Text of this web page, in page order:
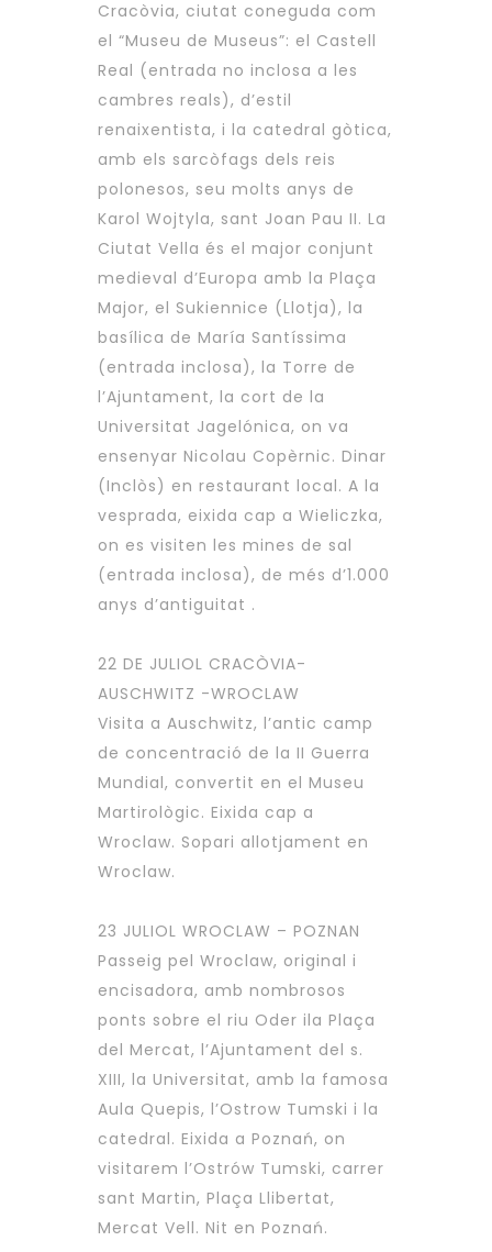
Cracòvia, ciutat coneguda com
el “Museu de Museus”: el Castell
Real (entrada no inclosa a les
cambres reals), d’estil
renaixentista, i la catedral gòtica,
amb els sarcòfags dels reis
polonesos, seu molts anys de
Karol Wojtyla, sant Joan Pau II. La
Ciutat Vella és el major conjunt
medieval d’Europa amb la Plaça
Major, el Sukiennice (Llotja), la
basílica de María Santíssima
(entrada inclosa), la Torre de
l’Ajuntament, la cort de la
Universitat Jagelónica, on va
ensenyar Nicolau Copèrnic. Dinar
(Inclòs) en restaurant local. A la
vesprada, eixida cap a Wieliczka,
on es visiten les mines de sal
(entrada inclosa), de més d’1.000
anys d’antiguitat .
22 DE JULIOL CRACÒVIA-
AUSCHWITZ -WROCLAW
Visita a Auschwitz, l’antic camp
de concentració de la II Guerra
Mundial, convertit en el Museu
Martirològic. Eixida cap a
Wroclaw. Sopari allotjament en
Wroclaw.
23 JULIOL WROCLAW – POZNAN
Passeig pel Wroclaw, original i
encisadora, amb nombrosos
ponts sobre el riu Oder ila Plaça
del Mercat, l’Ajuntament del s.
XIII, la Universitat, amb la famosa
Aula Quepis, l’Ostrow Tumski i la
catedral. Eixida a Poznań, on
visitarem l’Ostrów Tumski, carrer
sant Martin, Plaça Llibertat,
Mercat Vell. Nit en Poznań.